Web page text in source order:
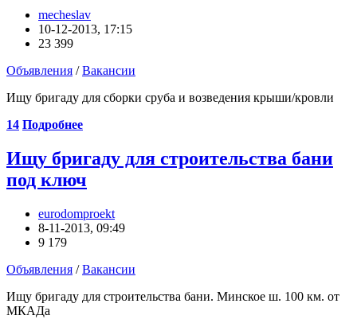
mecheslav
10-12-2013, 17:15
23 399
Объявления /Вакансии
Ищу бригаду для сборки сруба и возведения крыши/кровли
14 Подробнее
Ищу бригаду для строительства бани
под ключ
eurodomproekt
8-11-2013, 09:49
9 179
Объявления /Вакансии
Ищу бригаду для строительства бани. Минское ш. 100 км. от
МКАДа